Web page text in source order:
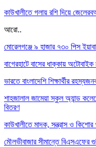
কাউখালীতে গলায় রশি দিয়ে
আরো..
মোরেলগঞ্জে ৯ হাজার ৭৩০ পিস
বাগেরহাটে বাসের ধাক্কায়
ভারতে বাংলাদেশি শিক্ষার্থীর
শাহজালাল জামেয়া স্কুল অ্যান্ড
বিতরণ
কাউখালীতে মাদক, সন্ত্রাস ও কিশোর
মৌলভীবাজার সীমান্তে বিএসএফের